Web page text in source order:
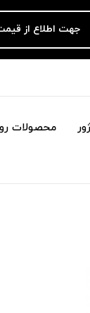
جهت اطلاع از
محصولات